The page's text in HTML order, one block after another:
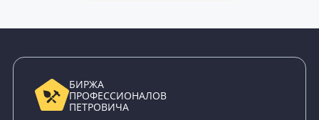
БИРЖА
ПРОФЕССИОНАЛОВ
ПЕТРОВИЧА